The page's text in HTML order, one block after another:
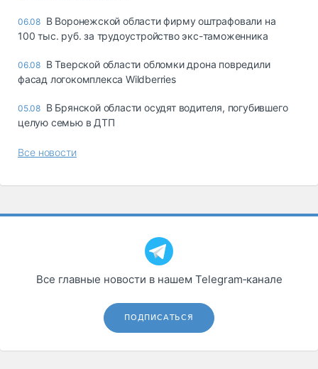
06.08 В Воронежской области фирму оштрафовали на
100 тыс. руб. за трудоустройство экс-таможенника
06.08 В Тверской области обломки дрона повредили
фасад логокомплекса Wildberries
05.08 В Брянской области осудят водителя, погубившего
целую семью в ДТП
Все новости
Все главные новости в нашем Telegram‑канале
ПОДПИСАТЬСЯ